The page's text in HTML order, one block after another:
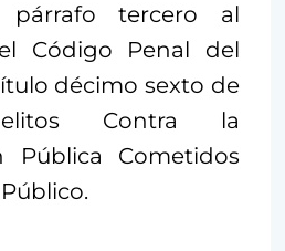
párrafo tercero al
Código Penal del
décimo sexto de
Contra la
Pública Cometidos